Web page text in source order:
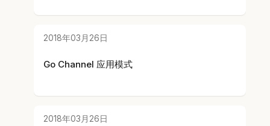
2018年03月26日
Go Channel 应用模式
2018年03月26日